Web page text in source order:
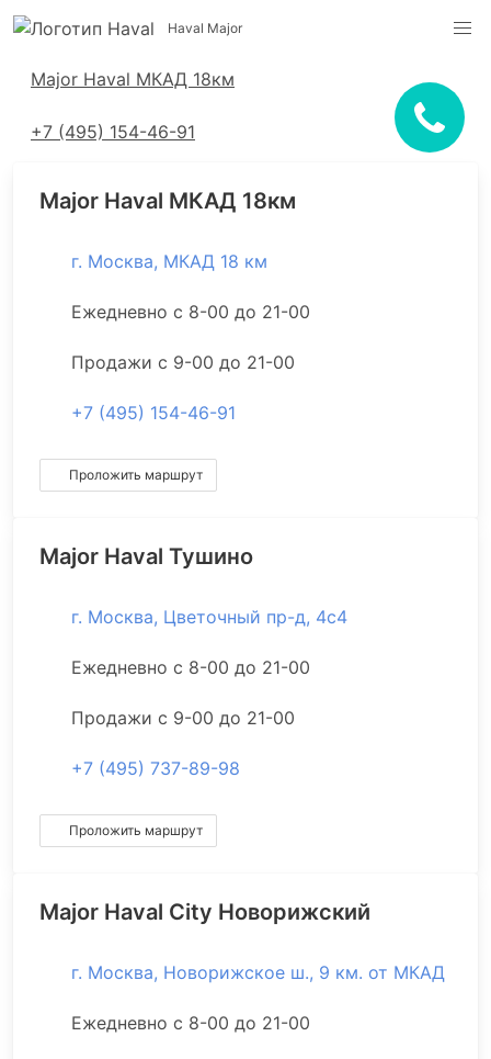
Haval Major
Major Haval МКАД 18км
+7 (495) 154-46-91
Адреса салонов
Major Haval МКАД 18км
г. Москва, МКАД 18 км
Ежедневно с 8-00 до 21-00
Продажи с 9-00 до 21-00
+7 (495) 154-46-91
Проложить маршрут
Major Haval Тушино
г. Москва, Цветочный пр-д, 4с4
Ежедневно с 8-00 до 21-00
Продажи с 9-00 до 21-00
+7 (495) 737-89-98
Проложить маршрут
Major Haval City Новорижский
г. Москва, Новорижское ш., 9 км. от МКАД
Ежедневно с 8-00 до 21-00